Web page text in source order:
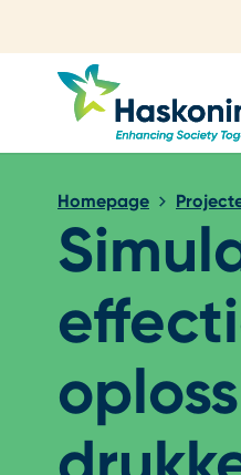
Homepage